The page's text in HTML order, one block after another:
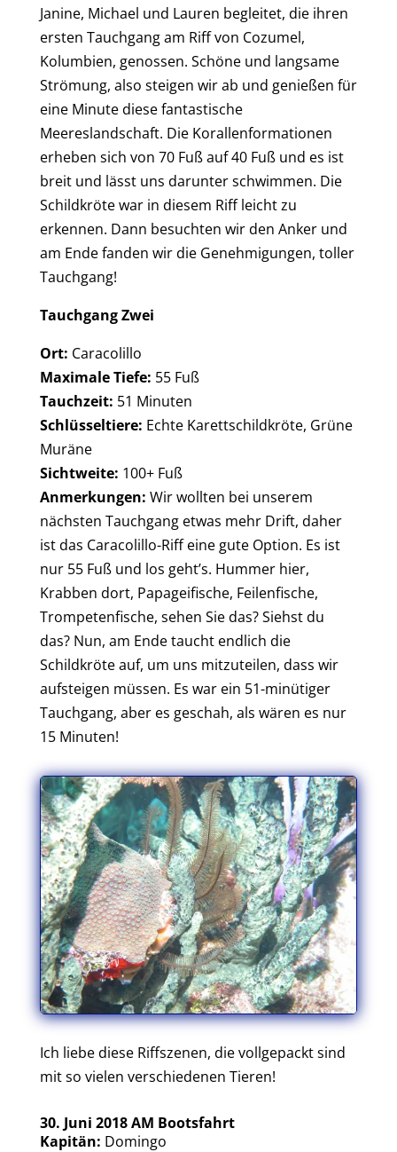
Janine, Michael und Lauren begleitet, die ihren
ersten Tauchgang am Riff von Cozumel,
Kolumbien, genossen. Schöne und langsame
Strömung, also steigen wir ab und genießen für
eine Minute diese fantastische
Meereslandschaft. Die Korallenformationen
erheben sich von 70 Fuß auf 40 Fuß und es ist
breit und lässt uns darunter schwimmen. Die
Schildkröte war in diesem Riff leicht zu
erkennen. Dann besuchten wir den Anker und
am Ende fanden wir die Genehmigungen, toller
Tauchgang!
Tauchgang Zwei
Ort: Caracolillo
Maximale Tiefe: 55 Fuß
Tauchzeit: 51 Minuten
Schlüsseltiere: Echte Karettschildkröte, Grüne
Muräne
Sichtweite: 100+ Fuß
Anmerkungen: Wir wollten bei unserem
nächsten Tauchgang etwas mehr Drift, daher
ist das Caracolillo-Riff eine gute Option. Es ist
nur 55 Fuß und los geht’s. Hummer hier,
Krabben dort, Papageifische, Feilenfische,
Trompetenfische, sehen Sie das? Siehst du
das? Nun, am Ende taucht endlich die
Schildkröte auf, um uns mitzuteilen, dass wir
aufsteigen müssen. Es war ein 51-minütiger
Tauchgang, aber es geschah, als wären es nur
15 Minuten!
Ich liebe diese Riffszenen, die vollgepackt sind
mit so vielen verschiedenen Tieren!
30. Juni 2018 AM Bootsfahrt
Kapitän: Domingo